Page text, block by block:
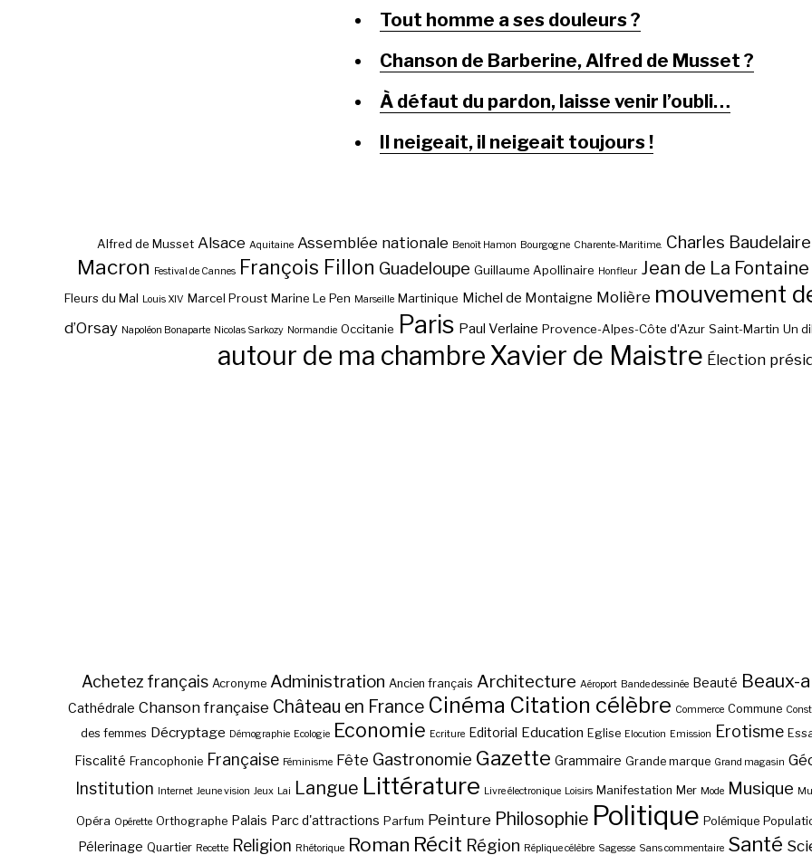
Tout homme a ses douleurs ?
Chanson de Barberine, Alfred de Musset ?
À défaut du pardon, laisse venir l’oubli…
Il neigeait, il neigeait toujours !
Alfred de Musset Alsace Aquitaine Assemblée nationale Benoît Hamon Bourgogne Charente-Maritime. Charles Baudelaire
Macron Festival de Cannes François Fillon Guadeloupe Guillaume Apollinaire Honfleur Jean de La Fontaine
Fleurs du Mal Louis XIV Marcel Proust Marine Le Pen Marseille Martinique Michel de Montaigne Molière mouvement
d’Orsay Napoléon Bonaparte Nicolas Sarkozy Normandie Occitanie Paris Paul Verlaine Provence-Alpes-Côte d'Azur Saint-Martin Un
autour de ma chambre Xavier de Maistre Élection
Achetez français Acronyme Administration Ancien français Architecture Aéroport Bande dessinée Beauté Beaux-
Cathédrale Chanson française Château en France Cinéma Citation célèbre Commerce Commune
des femmes Décryptage Démographie Ecologie Economie Ecriture Editorial Education Eglise Elocution Emission Erotisme
Fiscalité Francophonie Française Féminisme Fête Gastronomie Gazette Grammaire Grande marque Grand magasin
Institution Internet Jeune vision Jeux Lai Langue Littérature Livre électronique Loisirs Manifestation Mer Mode Musique
Opéra Opérette Orthographe Palais Parc d'attractions Parfum Peinture Philosophie Politique Polémique
Pélerinage Quartier Recette Religion Rhétorique Roman Récit Région Réplique célèbre Sagesse Sans commentaire Santé